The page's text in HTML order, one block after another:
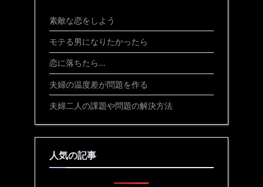
素敵な恋をしよう
モテる男になりたかったら
恋に落ちたら…
夫婦の温度差が問題を作る
夫婦二人の課題や問題の解決方法
人気の記事